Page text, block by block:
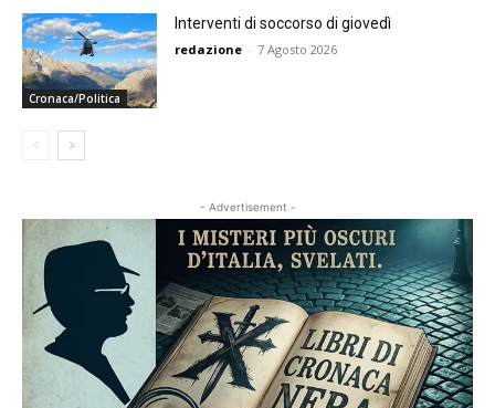
Cronaca/Politica
Interventi di soccorso di giovedì
redazione - 7 Agosto 2026
- Advertisement -